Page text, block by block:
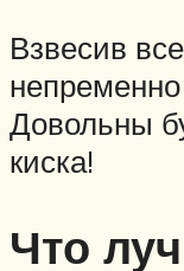
Взвесив
Довольны
киска!
Что